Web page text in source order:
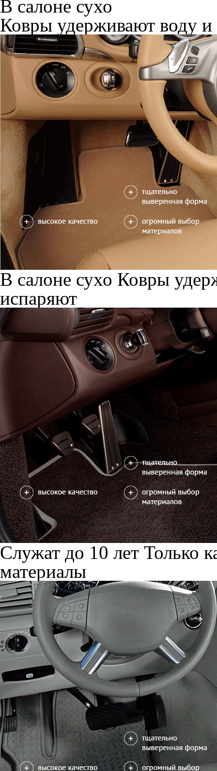
В салоне сухо
Ковры удерживают воду и
В салоне сухо Ковры
испаряют
Служат до 10 лет Только
материалы